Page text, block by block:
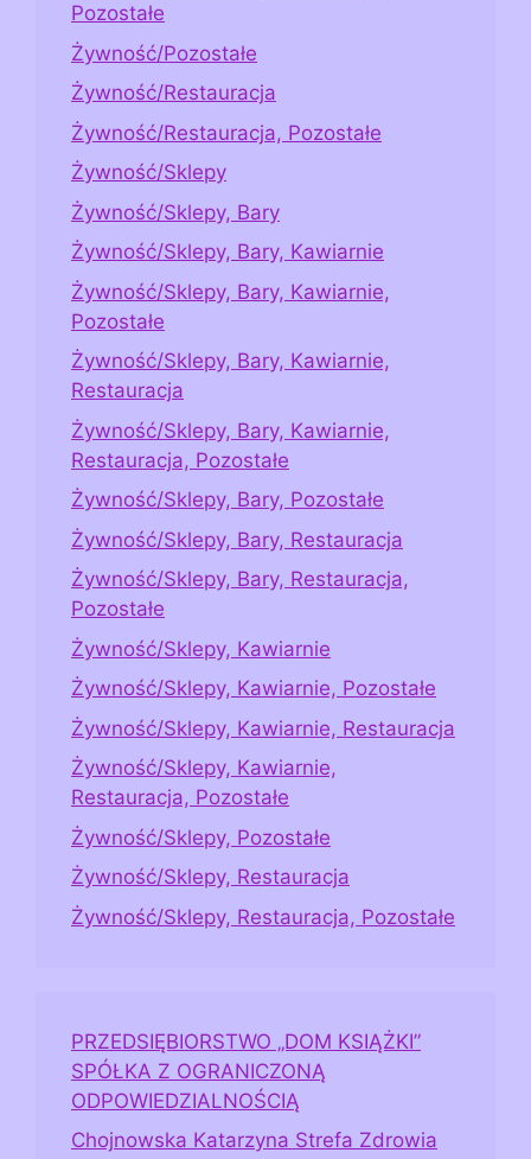
Pozostałe
Żywność/Pozostałe
Żywność/Restauracja
Żywność/Restauracja, Pozostałe
Żywność/Sklepy
Żywność/Sklepy, Bary
Żywność/Sklepy, Bary, Kawiarnie
Żywność/Sklepy, Bary, Kawiarnie,
Pozostałe
Żywność/Sklepy, Bary, Kawiarnie,
Restauracja
Żywność/Sklepy, Bary, Kawiarnie,
Restauracja, Pozostałe
Żywność/Sklepy, Bary, Pozostałe
Żywność/Sklepy, Bary, Restauracja
Żywność/Sklepy, Bary, Restauracja,
Pozostałe
Żywność/Sklepy, Kawiarnie
Żywność/Sklepy, Kawiarnie, Pozostałe
Żywność/Sklepy, Kawiarnie, Restauracja
Żywność/Sklepy, Kawiarnie,
Restauracja, Pozostałe
Żywność/Sklepy, Pozostałe
Żywność/Sklepy, Restauracja
Żywność/Sklepy, Restauracja, Pozostałe
PRZEDSIĘBIORSTWO „DOM KSIĄŻKI”
SPÓŁKA Z OGRANICZONĄ
ODPOWIEDZIALNOŚCIĄ
Chojnowska Katarzyna Strefa Zdrowia